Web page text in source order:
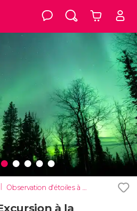
Observation d'étoiles à Rovaniemi
à la